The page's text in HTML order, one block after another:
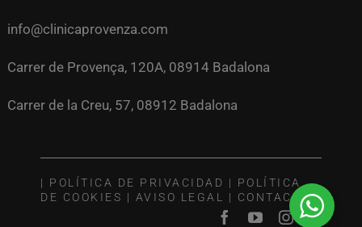
info@clinicaprovenza.com
Carrer de Provença, 120A, 08914 Badalona
Carrer de la Creu, 57, 08912 Badalona
| POLÍTICA DE PRIVACIDAD | POLÍTICA
DE COOKIES | AVISO LEGAL | CONTACTO